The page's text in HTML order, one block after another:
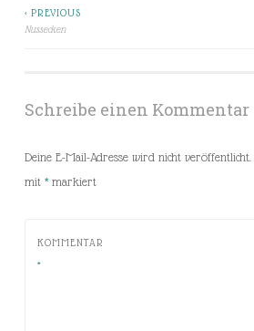
Beitragsnavigation
< PREVIOUS
Nussecken
Schreibe einen Kommentar
Deine E-Mail-Adresse wird nicht veröffentlicht.
mit *markiert
KOMMENTAR
*